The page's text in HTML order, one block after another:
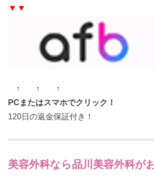
▼▼
↑ ↑ ↑
PCまたはスマホでクリック！
120日の返金保証付き！
美容外科なら品川美容外科が